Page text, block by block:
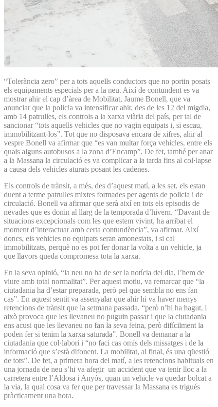
“Tolerància zero” per a tots aquells conductors que no portin posats
els equipaments especials per a la neu. Així de contundent es va
mostrar ahir el cap d’àrea de Mobilitat, Jaume Bonell, que va
anunciar que la policia va intensificar ahir, des de les 12 del migdia,
amb 14 patrulles, els controls a la xarxa viària del país, per tal de
sancionar “tots aquells vehicles que no vagin equipats i, si escau,
immobilitzant-los”. Tot que no disposava encara de xifres, ahir al
vespre Bonell va afirmar que “es van multar força vehicles, entre els
quals alguns autobusos a la zona d’Encamp”. De fet, també per anar
a la Massana la circulació es va complicar a la tarda fins al col·lapse
a causa dels vehicles aturats posant les cadenes.
Els controls de trànsit, a més, des d’aquest matí, a les set, els estan
duent a terme patrulles mixtes formades per agents de policia i de
circulació. Bonell va afirmar que serà així en tots els episodis de
nevades que es donin al llarg de la temporada d’hivern. “Davant de
situacions excepcionals com les que estem vivint, ha arribat el
moment d’interactuar amb certa contundència”, va afirmar. Així
doncs, els vehicles no equipats seran amonestats, i si cal
immobilitzats, perquè no es pot fer donar la volta a un vehicle, ja
que llavors queda compromesa tota la xarxa.
En la seva opinió, “la neu no ha de ser la notícia del dia, l’hem de
viure amb total normalitat”. Per aquest motiu, va remarcar que “la
ciutadania ha d’estar preparada, però pel que sembla no ens fan
cas”. En aquest sentit va assenyalar que ahir hi va haver menys
retencions de trànsit que la setmana passada, “però n’hi ha hagut, i
això provoca que les llevaneu no puguin passar i que la ciutadania
ens acusi que les llevaneu no fan la seva feina, però difícilment la
poden fer si tenim la xarxa saturada”. Bonell va demanar a la
ciutadania que col·labori i “no faci cas omís dels missatges i de la
informació que s’està difonent. La mobilitat, al final, és una qüestió
de tots”. De fet, a primera hora del matí, a les retencions habituals en
una jornada de neu s’hi va afegir un accident que va tenir lloc a la
carretera entre l’Aldosa i Anyós, quan un vehicle va quedar bolcat a
la via, la qual cosa va fer que per travessar la Massana es trigués
pràcticament una hora.